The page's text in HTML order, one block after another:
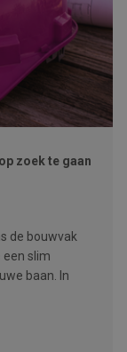
zoek te gaan
de bouwvak
een slim
baan. In